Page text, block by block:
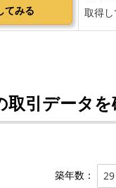
取引データ
築年数：